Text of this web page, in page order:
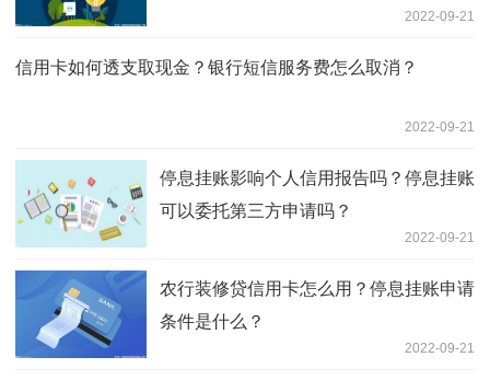
2022-09-21
信用卡如何透支取现金？银行短信服务费怎么取消？
2022-09-21
停息挂账影响个人信用报告吗？停息挂账
可以委托第三方申请吗？
2022-09-21
农行装修贷信用卡怎么用？停息挂账申请
条件是什么？
2022-09-21